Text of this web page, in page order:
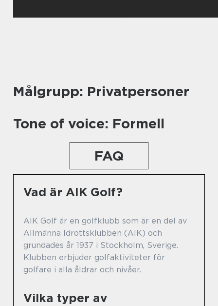
Målgrupp: Privatpersoner
Tone of voice: Formell
FAQ
Vad är AIK Golf?
AIK Golf är en golfklubb som är en del av
Allmänna Idrottsklubben (AIK) och
grundades år 1937 i Stockholm, Sverige.
Klubben erbjuder golfaktiviteter för
golfare i alla åldrar och nivåer.
Vilka typer av